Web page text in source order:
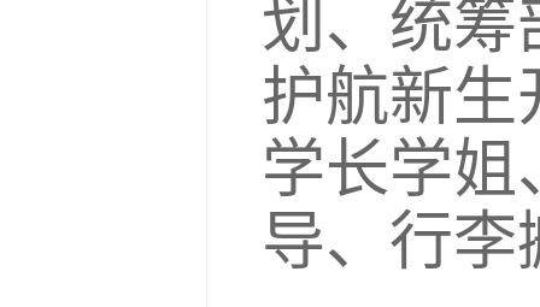
划、统筹
护航新生
学长学姐
导、行李